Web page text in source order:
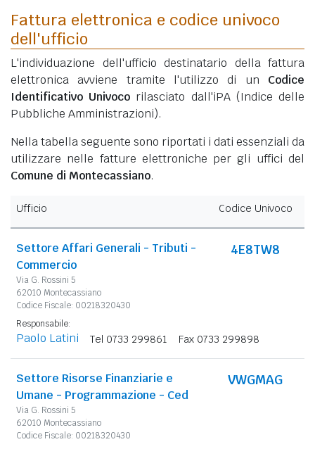
Fattura elettronica e codice univoco
dell'ufficio
L'individuazione dell'ufficio destinatario della fattura
elettronica avviene tramite l'utilizzo di un Codice
Identificativo Univoco rilasciato dall'iPA (Indice delle
Pubbliche Amministrazioni).
Nella tabella seguente sono riportati i dati essenziali da
utilizzare nelle fatture elettroniche per gli uffici del
Comune di Montecassiano.
Ufficio Codice Univoco
Settore Affari Generali - Tributi -
Commercio
Via G. Rossini 5
62010 Montecassiano
Codice Fiscale: 00218320430
4E8TW8
Responsabile:
Paolo Latini Tel 0733 299861 Fax 0733 299898
Settore Risorse Finanziarie e
Umane - Programmazione - Ced
Via G. Rossini 5
62010 Montecassiano
Codice Fiscale: 00218320430
VWGMAG